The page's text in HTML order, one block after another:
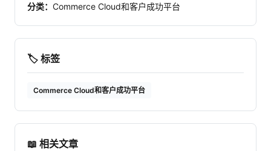
分类： Commerce Cloud和客户成功平台
🏷️ 标签
Commerce Cloud和客户成功平台
📖 相关文章